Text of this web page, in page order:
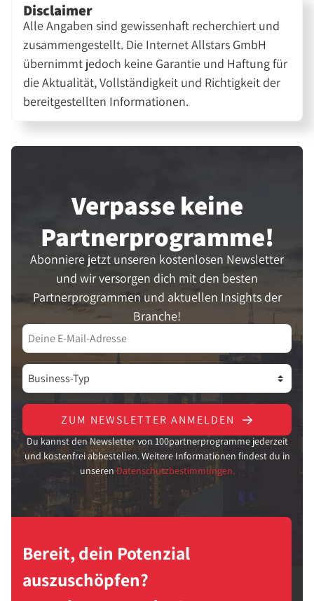
Disclaimer
Alle Angaben sind gewissenhaft recherchiert und
zusammengestellt. Die Internet Allstars GmbH
übernimmt jedoch keine Garantie und Haftung für
die Aktualität, Vollständigkeit und Richtigkeit der
bereitgestellten Informationen.
Verpasse keine
Partner­programme!
Abonniere jetzt unseren kostenlosen Newsletter
und wir versorgen dich mit den besten
Partnerprogrammen und aktuellen Insights der
Branche!
ZUM NEWSLETTER ANMELDEN
Du kannst den Newsletter von 100partnerprogramme jederzeit
und kostenfrei abbestellen. Weitere Informationen findest du in
unseren Datenschutzbestimmungen.
Bereit, dein Potenzial
auszuschöpfen?